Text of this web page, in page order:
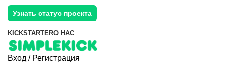
Узнать статус проекта
KICKSTARTERО НАС
Вход / Регистрация